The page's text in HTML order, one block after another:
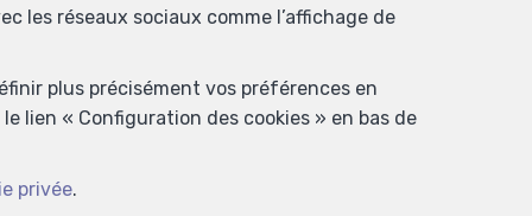
les réseaux sociaux comme l’affichage de
plus précisément vos préférences en
lien « Configuration des cookies » en bas de
privée.